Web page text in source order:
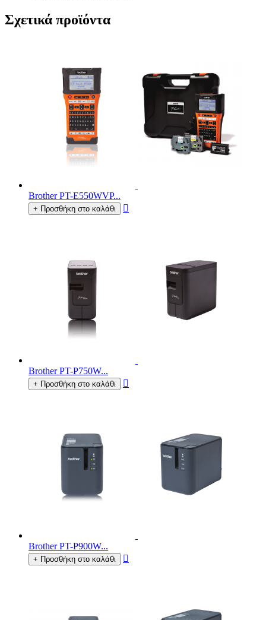
Σχετικά προϊόντα
Brother PT-E550WVP...
+ Προσθήκη στο καλάθι 
Brother PT-P750W...
+ Προσθήκη στο καλάθι 
Brother PT-P900W...
+ Προσθήκη στο καλάθι 